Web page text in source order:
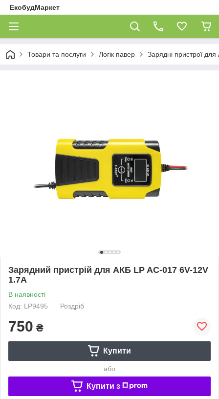
ЕкобудМаркет
Товари та послуги Логік павер Зарядні пристрої
Зарядний пристрій для АКБ LP AC-017 6V-12V
1.7A
В наявності
Код: LP9495
Роздріб
750 ₴
Купити
або
Купити з